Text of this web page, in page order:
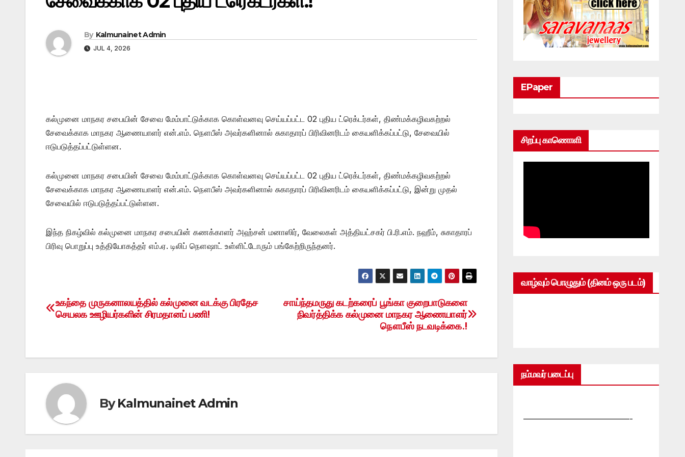
By Kalmunainet Admin
JUL 4, 2026
கல்முனை மாநகர சபையின் சேவை மேம்பாட்டுக்காக கொள்வனவு செய்யப்பட்ட 02 புதிய ட்ரெக்டர்கள், திண்மக்கழிவகற்றல்
சேவைக்காக மாநகர ஆணையாளர் என்.எம். நௌபீஸ் அவர்களினால் சுகாதாரப் பிரிவினரிடம் கையளிக்கப்பட்டு, சேவையில்
ஈடுபடுத்தப்பட்டுள்ளன.
கல்முனை மாநகர சபையின் சேவை மேம்பாட்டுக்காக கொள்வனவு செய்யப்பட்ட 02 புதிய ட்ரெக்டர்கள், திண்மக்கழிவகற்றல்
சேவைக்காக மாநகர ஆணையாளர் என்.எம். நௌபீஸ் அவர்களினால் சுகாதாரப் பிரிவினரிடம் கையளிக்கப்பட்டு, இன்று முதல்
சேவையில் ஈடுபடுத்தப்பட்டுள்ளன.
இந்த நிகழ்வில் கல்முனை மாநகர சபையின் கணக்காளர் அஹ்சன் மனாஸிர், வேலைகள் அத்தியட்சகர் பி.ரி.எம். நஹீம், சுகாதாரப்
பிரிவு பொறுப்பு உத்தியோகத்தர் எம்.ஏ. டிலிப் நௌஷாட் உள்ளிட்டோரும் பங்கேற்றிருந்தனர்.
Post
navigation
சாய்ந்தமருது கடற்கரைப் பூங்கா குறைபாடுகளை
நிவர்த்திக்க கல்முனை மாநகர ஆணையாளர்
நௌபீஸ் நடவடிக்கை.!
உகந்தை முருகனாலயத்தில் கல்முனை வடக்கு பிரதேச
செயலக ஊழியர்களின் சிரமதானப் பணி!
ByKalmunainet Admin
EPaper
சிறப்பு காணொளி
வாழ்வும் பொழுதும் (தினம் ஒரு படம்)
நம்மவர் படைப்பு
—————————————-